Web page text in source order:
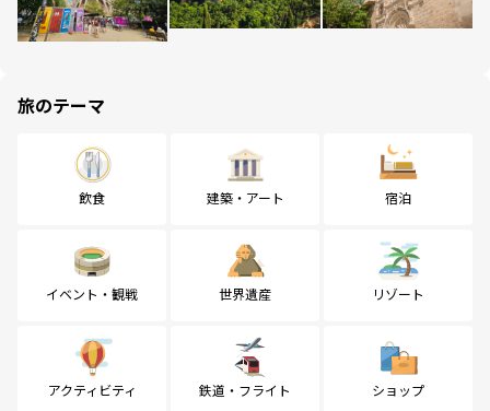
旅のテーマ
飲食 建築・アート 宿泊
イベント・観戦 世界遺産 リゾート
アクティビティ 鉄道・フライト ショップ